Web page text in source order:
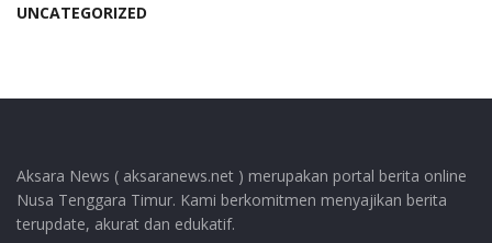
UNCATEGORIZED
Aksara News ( aksaranews.net ) merupakan portal berita online
Nusa Tenggara Timur. Kami berkomitmen menyajikan berita
terupdate, akurat dan edukatif.